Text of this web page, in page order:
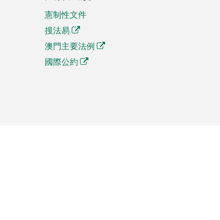
憲制性文件
搜法易
澳門主要法例
國際公約